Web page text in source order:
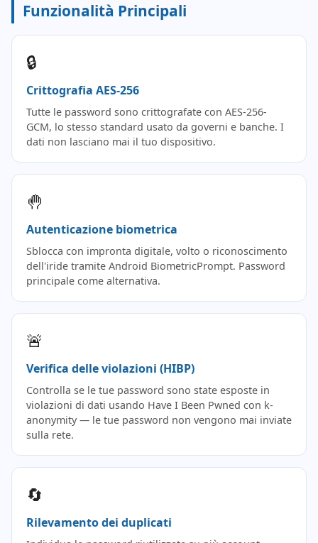
Funzionalità Principali
🔒
Crittografia AES-256
Tutte le password sono crittografate con AES-256-
GCM, lo stesso standard usato da governi e banche. I
dati non lasciano mai il tuo dispositivo.
🤚
Autenticazione biometrica
Sblocca con impronta digitale, volto o riconoscimento
dell'iride tramite Android BiometricPrompt. Password
principale come alternativa.
🚨
Verifica delle violazioni (HIBP)
Controlla se le tue password sono state esposte in
violazioni di dati usando Have I Been Pwned con k-
anonymity — le tue password non vengono mai inviate
sulla rete.
🔄
Rilevamento dei duplicati